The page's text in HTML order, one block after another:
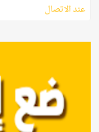
عند الاتصال